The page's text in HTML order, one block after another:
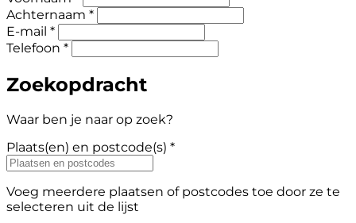
Achternaam *
E-mail *
Telefoon *
Zoekopdracht
Waar ben je naar op zoek?
Plaats(en) en postcode(s) *
Voeg meerdere plaatsen of postcodes toe door ze te
selecteren uit de lijst